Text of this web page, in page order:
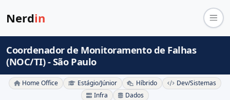
Nerdin
Coordenador de Monitoramento de Falhas
(NOC/TI) - São Paulo
Home Office Estágio/Júnior Híbrido
Dev/Sistemas
Infra
Dados